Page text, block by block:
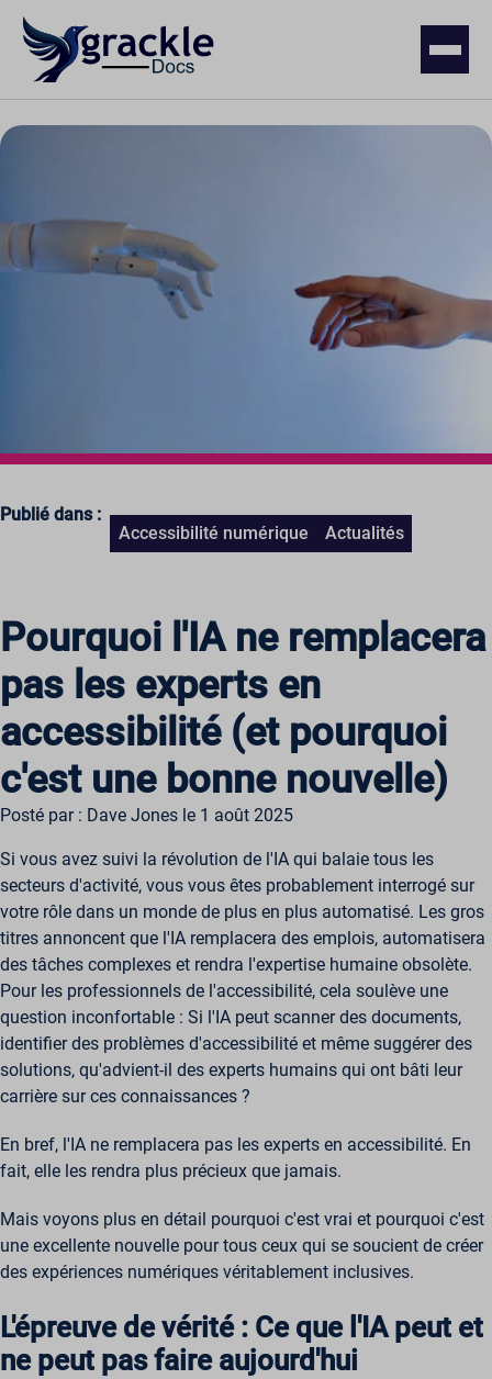
Publié dans :
Accessibilité numérique
Actualités
Pourquoi l'IA ne remplacera
pas les experts en
accessibilité (et pourquoi
c'est une bonne nouvelle)
Posté par : Dave Jones le 1 août 2025
Si vous avez suivi la révolution de l'IA qui balaie tous les
secteurs d'activité, vous vous êtes probablement interrogé sur
votre rôle dans un monde de plus en plus automatisé. Les gros
titres annoncent que l'IA remplacera des emplois, automatisera
des tâches complexes et rendra l'expertise humaine obsolète.
Pour les professionnels de l'accessibilité, cela soulève une
question inconfortable : Si l'IA peut scanner des documents,
identifier des problèmes d'accessibilité et même suggérer des
solutions, qu'advient-il des experts humains qui ont bâti leur
carrière sur ces connaissances ?
En bref, l'IA ne remplacera pas les experts en accessibilité. En
fait, elle les rendra plus précieux que jamais.
Mais voyons plus en détail pourquoi c'est vrai et pourquoi c'est
une excellente nouvelle pour tous ceux qui se soucient de créer
des expériences numériques véritablement inclusives.
L'épreuve de vérité : Ce que l'IA peut et
ne peut pas faire aujourd'hui